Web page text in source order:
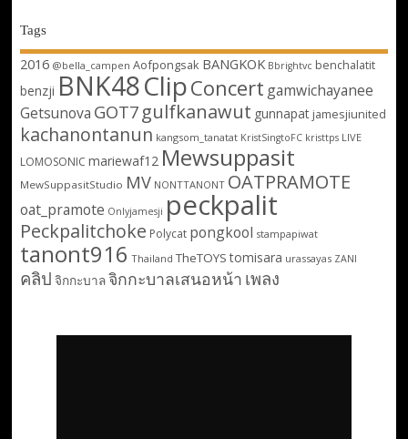
Tags
2016 @bella_campen Aofpongsak BANGKOK Bbrightvc benchalatit
benzji BNK48ClipConcert gamwichayanee
Getsunova GOT7 gulfkanawut gunnapat jamesjiunited
kachanontanun kangsom_tanatat KristSingtoFC kristtps LIVE
LOMOSONIC mariewaf12 Mewsuppasit
MewSuppasitStudio MV NONTTANONT OATPRAMOTE
oat_pramote Onlyjamesji peckpalit
Peckpalitchoke Polycat pongkool stampapiwat
tanont916 Thailand TheTOYS tomisara urassayas ZANI
คลิป จิกกะบาลจิกกะบาลเสนอหน้า เพลง